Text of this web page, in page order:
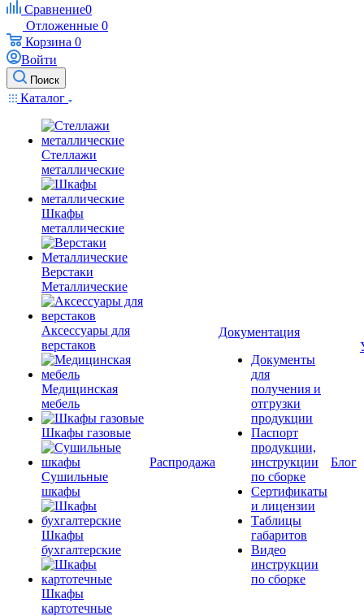
Сравнение0
Отложенные 0
Корзина 0
Войти
Поиск
Каталог
Стеллажи
металлические
Шкафы
металлические
Верстаки
Металлические
Аксессуары для
верстаков
Медицинская
мебель
Шкафы газовые
Сушильные
шкафы
Шкафы
бухгалтерские
Шкафы
картотечные
Распродажа
Документация
Документы
для
получения и
отгрузки
продукции
Паспорт
продукции,
инструкции
по сборке
Сертификаты
и лицензии
Таблицы
габаритов
Видео
инструкции
по сборке
Блог